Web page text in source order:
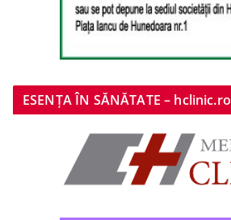
ESENȚA ÎN SĂNĂTATE – hclinic.ro